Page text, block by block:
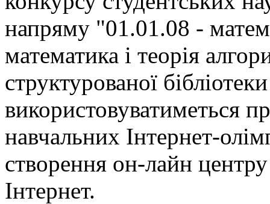
напряму "01.01.08 -
математика і теорія
структурованої
використовуватиметься
навчальних Інтернет-
створення он-лайн
Інтернет.